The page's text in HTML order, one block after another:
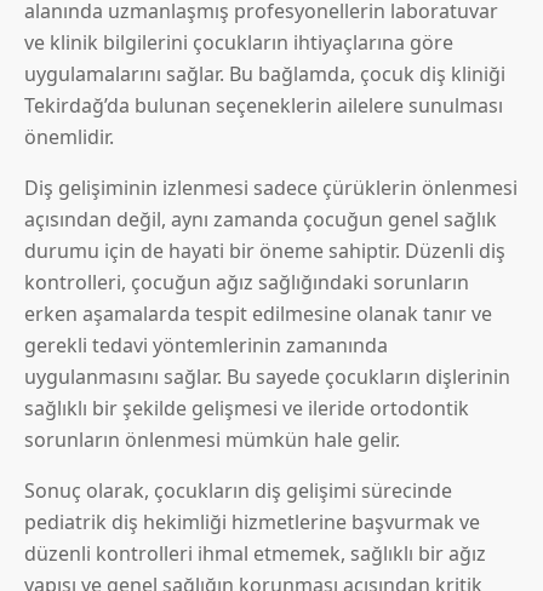
alanında uzmanlaşmış profesyonellerin laboratuvar
ve klinik bilgilerini çocukların ihtiyaçlarına göre
uygulamalarını sağlar. Bu bağlamda, çocuk diş kliniği
Tekirdağ’da bulunan seçeneklerin ailelere sunulması
önemlidir.
Diş gelişiminin izlenmesi sadece çürüklerin önlenmesi
açısından değil, aynı zamanda çocuğun genel sağlık
durumu için de hayati bir öneme sahiptir. Düzenli diş
kontrolleri, çocuğun ağız sağlığındaki sorunların
erken aşamalarda tespit edilmesine olanak tanır ve
gerekli tedavi yöntemlerinin zamanında
uygulanmasını sağlar. Bu sayede çocukların dişlerinin
sağlıklı bir şekilde gelişmesi ve ileride ortodontik
sorunların önlenmesi mümkün hale gelir.
Sonuç olarak, çocukların diş gelişimi sürecinde
pediatrik diş hekimliği hizmetlerine başvurmak ve
düzenli kontrolleri ihmal etmemek, sağlıklı bir ağız
yapısı ve genel sağlığın korunması açısından kritik